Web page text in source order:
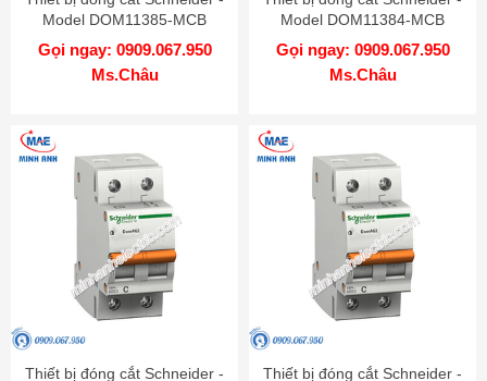
Model DOM11385-MCB
Gọi ngay: 0909.067.950
Ms.Châu
Model DOM11384-MCB
Gọi ngay: 0909.067.950
Ms.Châu
Thiết bị đóng cắt Schneider -
Thiết bị đóng cắt Schneider -